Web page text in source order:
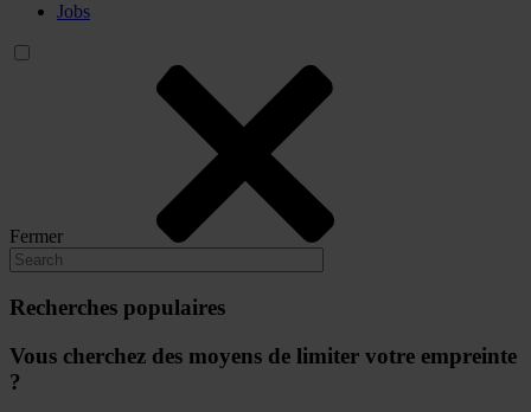
Jobs
Fermer
Recherches populaires
Vous cherchez des moyens de limiter votre empreinte
?